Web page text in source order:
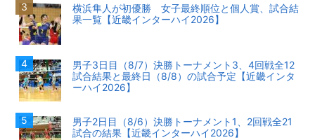
横浜隼人が初優勝 女子最終順位と個人賞、試合結
果一覧【近畿インターハイ2026】
男子3日目（8/7）決勝トーナメント3、4回戦全12
試合結果と最終日（8/8）の試合予定【近畿インタ
ーハイ2026】
男子2日目（8/6）決勝トーナメント1、2回戦全21
試合の結果【近畿インターハイ2026】